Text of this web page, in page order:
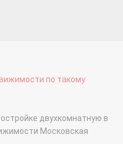
по такому
двухкомнатную в
Московская